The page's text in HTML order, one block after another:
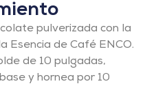
pulverizada con la
Esencia de Café ENCO.
de 10 pulgadas,
y hornea por 10